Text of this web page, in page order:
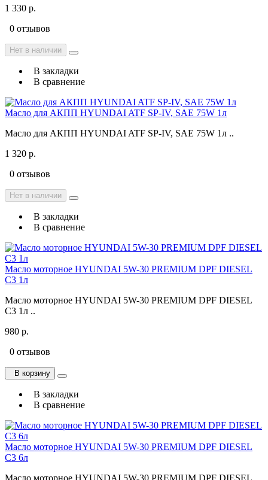
1 330 р.
0 отзывов
Нет в наличии
В закладки
В сравнение
Масло для АКПП HYUNDAI ATF SP-IV, SAE 75W 1л
Масло для АКПП HYUNDAI ATF SP-IV, SAE 75W 1л ..
1 320 р.
0 отзывов
Нет в наличии
В закладки
В сравнение
Масло моторное HYUNDAI 5W-30 PREMIUM DPF DIESEL
C3 1л
Масло моторное HYUNDAI 5W-30 PREMIUM DPF DIESEL
C3 1л ..
980 р.
0 отзывов
В корзину
В закладки
В сравнение
Масло моторное HYUNDAI 5W-30 PREMIUM DPF DIESEL
C3 6л